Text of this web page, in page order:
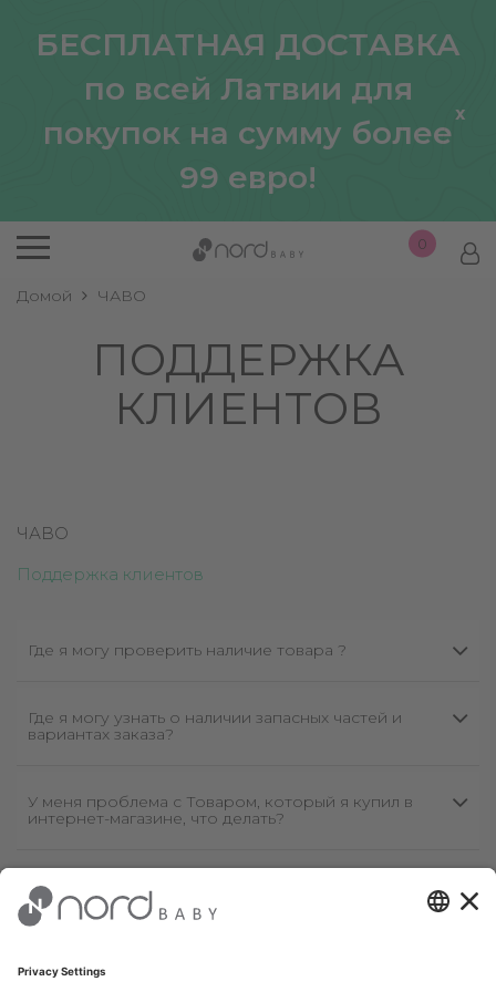
БЕСПЛАТНАЯ ДОСТАВКА
по всей Латвии для
покупок на сумму более
99 евро!
x
0
Домой ЧАВО
ПОДДЕРЖКА
КЛИЕНТОВ
ЧАВО
Поддержка клиентов
Где я могу проверить наличие товара ?
Где я могу узнать о наличии запасных частей и
вариантах заказа?
У меня проблема с Товаром, который я купил в
интернет-магазине, что делать?